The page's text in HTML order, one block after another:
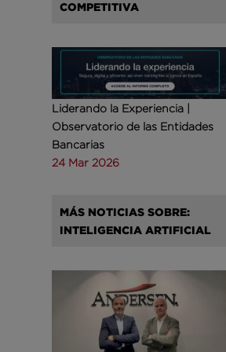
COMPETITIVA
Liderando la Experiencia |
Observatorio de las Entidades
Bancarias
24 Mar 2026
MÁS NOTICIAS SOBRE:
INTELIGENCIA ARTIFICIAL